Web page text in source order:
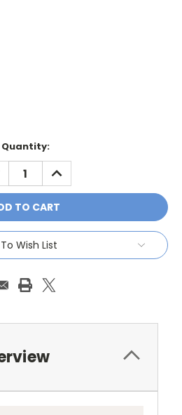
Quantity:
INCREASE
QUANTITY:
Wish List